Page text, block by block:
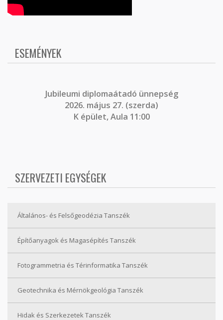
ESEMÉNYEK
Jubileumi diplomaátadó ünnepség
2026. május 27. (szerda)
K épület, Aula 11:00
SZERVEZETI EGYSÉGEK
Általános- és Felsőgeodézia Tanszék
Építőanyagok és Magasépítés Tanszék
Fotogrammetria és Térinformatika Tanszék
Geotechnika és Mérnökgeológia Tanszék
Hidak és Szerkezetek Tanszék